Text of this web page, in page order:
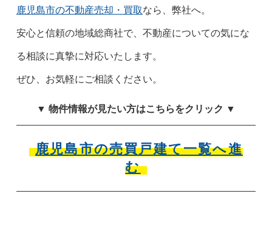
鹿児島市の不動産売却・買取なら、弊社へ。
安心と信頼の地域総商社で、不動産についての気にな
る相談に真摯に対応いたします。
ぜひ、お気軽にご相談ください。
▼ 物件情報が見たい方はこちらをクリック ▼
鹿児島市の売買戸建て一覧へ進
む